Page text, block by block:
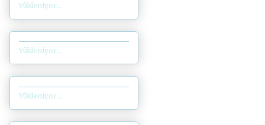
Yükleniyor...
Yükleniyor...
Yükleniyor...